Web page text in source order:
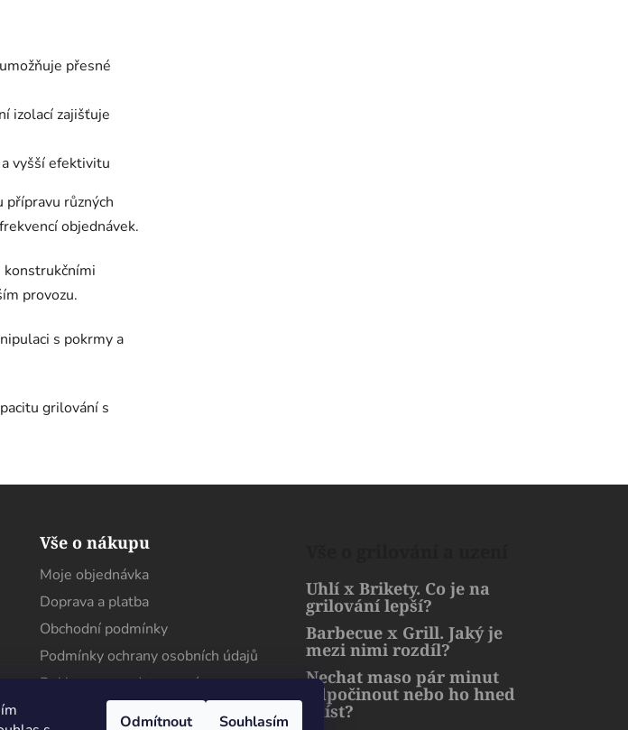
Odmítnout Souhlasím
přesné
izolací zajišťuje
vyšší efektivitu
přípravu různých
objednávek.
provozu.
s pokrmy a
grilování s
Vše o nákupu
Moje objednávka
Doprava a platba
Obchodní podmínky
Podmínky ochrany osobních údajů
Reklamace a odstoupení
Uhlí x Brikety. Co je na
grilování lepší?
Barbecue x Grill. Jaký je
mezi nimi rozdíl?
Nechat maso pár minut
odpočinout nebo ho hned
sníst?